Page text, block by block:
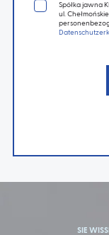
Spółka jawna
ul.
SIE